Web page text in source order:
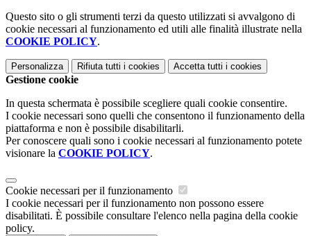
Questo sito o gli strumenti terzi da questo utilizzati si avvalgono di
cookie necessari al funzionamento ed utili alle finalità illustrate nella
COOKIE POLICY.
Personalizza Rifiuta tutti i cookies Accetta tutti i cookies
Gestione cookie
In questa schermata è possibile scegliere quali cookie consentire.
I cookie necessari sono quelli che consentono il funzionamento della
piattaforma e non è possibile disabilitarli.
Per conoscere quali sono i cookie necessari al funzionamento potete
visionare la COOKIE POLICY.
Cookie necessari per il funzionamento
I cookie necessari per il funzionamento non possono essere
disabilitati. È possibile consultare l'elenco nella pagina della cookie
policy.